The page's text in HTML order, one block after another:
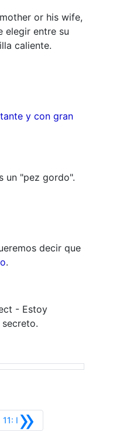
or his wife,
elegir entre su
caliente.
y con gran
un "pez gordo".
decir que
.
- Estoy
»
11: I Siguiente